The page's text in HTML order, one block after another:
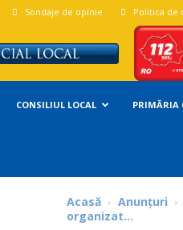
Sondaje de opinie Politica de
CONSILIUL LOCAL PRIMĂRIA
Acasă Anunțuri
organizat...